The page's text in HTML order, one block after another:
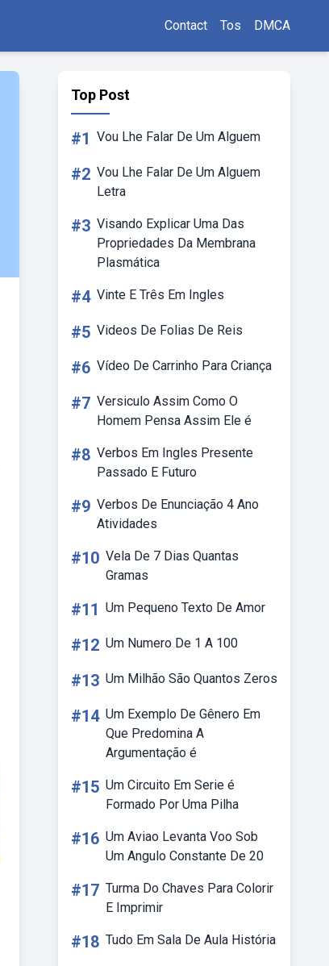
Contact Tos DMCA
Top Post
#1 Vou Lhe Falar De Um Alguem
#2 Vou Lhe Falar De Um Alguem
Letra
#3 Visando Explicar Uma Das
Propriedades Da Membrana
Plasmática
#4 Vinte E Três Em Ingles
#5 Videos De Folias De Reis
#6 Vídeo De Carrinho Para Criança
#7 Versiculo Assim Como O
Homem Pensa Assim Ele é
#8 Verbos Em Ingles Presente
Passado E Futuro
#9 Verbos De Enunciação 4 Ano
Atividades
#10 Vela De 7 Dias Quantas
Gramas
#11 Um Pequeno Texto De Amor
#12 Um Numero De 1 A 100
#13 Um Milhão São Quantos Zeros
#14 Um Exemplo De Gênero Em
Que Predomina A
Argumentação é
#15 Um Circuito Em Serie é
Formado Por Uma Pilha
#16 Um Aviao Levanta Voo Sob
Um Angulo Constante De 20
#17 Turma Do Chaves Para Colorir
E Imprimir
#18 Tudo Em Sala De Aula História